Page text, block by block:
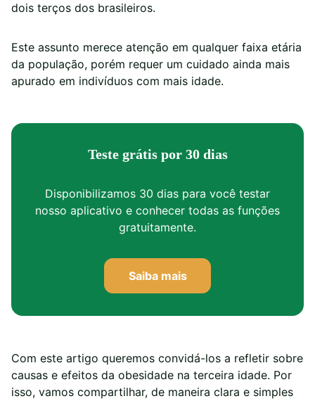
dois terços dos brasileiros.
Este assunto merece atenção em qualquer faixa etária
da população, porém requer um cuidado ainda mais
apurado em indivíduos com mais idade.
Teste grátis por 30 dias
Disponibilizamos 30 dias para você testar
nosso aplicativo e conhecer todas as funções
gratuitamente.
Saiba mais
Com este artigo queremos convidá-los a refletir sobre
causas e efeitos da obesidade na terceira idade. Por
isso, vamos compartilhar, de maneira clara e simples